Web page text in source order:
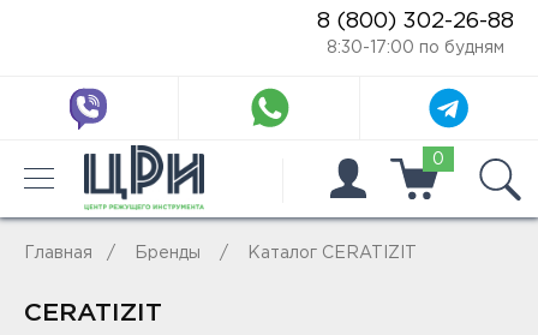
8 (800) 302-26-88
8:30-17:00 по будням
0
Главная Бренды Каталог CERATIZIT
CERATIZIT